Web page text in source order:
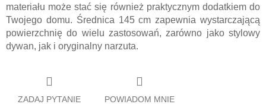
materiału może stać się również praktycznym dodatkiem do
Twojego domu. Średnica 145 cm zapewnia wystarczającą
powierzchnię do wielu zastosowań, zarówno jako stylowy
dywan, jak i oryginalny narzuta.
ZADAJ PYTANIE POWIADOM MNIE